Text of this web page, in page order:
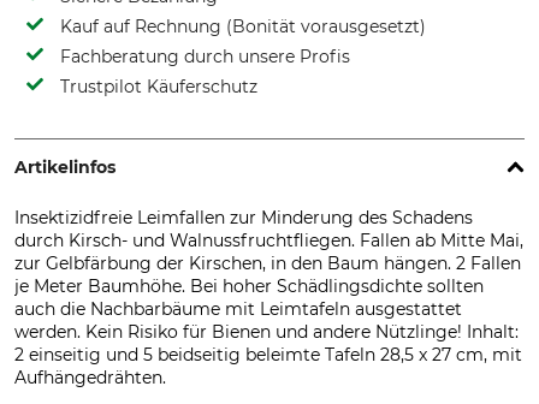
Kauf auf Rechnung (Bonität vorausgesetzt)
Fachberatung durch unsere Profis
Trustpilot Käuferschutz
Artikelinfos
Insektizidfreie Leimfallen zur Minderung des Schadens
durch Kirsch- und Walnussfruchtfliegen. Fallen ab Mitte Mai,
zur Gelbfärbung der Kirschen, in den Baum hängen. 2 Fallen
je Meter Baumhöhe. Bei hoher Schädlingsdichte sollten
auch die Nachbarbäume mit Leimtafeln ausgestattet
werden. Kein Risiko für Bienen und andere Nützlinge! Inhalt:
2 einseitig und 5 beidseitig beleimte Tafeln 28,5 x 27 cm, mit
Aufhängedrähten.